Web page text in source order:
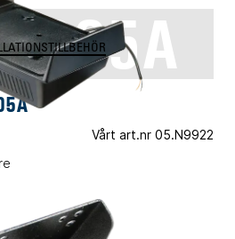
Vårt art.nr 05.N9922